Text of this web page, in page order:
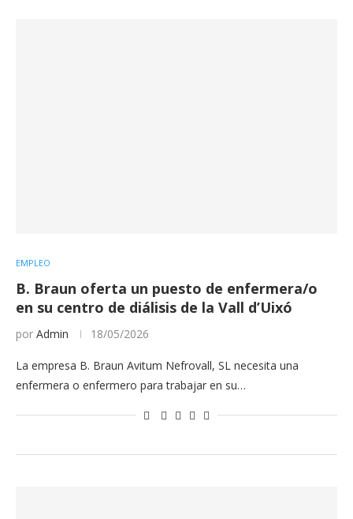
EMPLEO
B. Braun oferta un puesto de enfermera/o
en su centro de diálisis de la Vall d’Uixó
por Admin 18/05/2026
La empresa B. Braun Avitum Nefrovall, SL necesita una
enfermera o enfermero para trabajar en su…